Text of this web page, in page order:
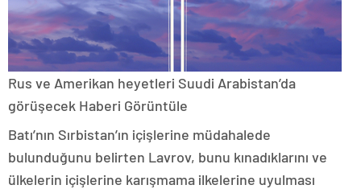
Rus ve Amerikan heyetleri Suudi Arabistan’da
görüşecek Haberi Görüntüle
Batı’nın Sırbistan’ın içişlerine müdahalede
bulunduğunu belirten Lavrov, bunu kınadıklarını ve
ülkelerin içişlerine karışmama ilkelerine uyulması